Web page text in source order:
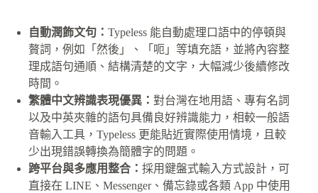
自動潤飾文句： Typeless 能自動處理口語中的停頓與
贅詞，例如「然後」、「呃」等填充語，並將內容整
理成語句通順、結構清楚的文字，大幅減少後續修改
時間。
繁體中文辨識表現優異： 對台灣在地用語、專有名詞
以及中英夾雜的語句具備良好辨識能力，相較一般語
音輸入工具，Typeless 更能貼近實際使用情境，且較
少出現錯誤轉換為簡體字的問題。
跨平台與多應用整合： 採用鍵盤式輸入方式設計，可
直接在 LINE、Messenger、備忘錄或各類 App 中使用